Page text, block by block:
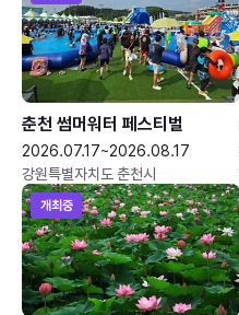
춘천 썸머워터 페스티벌
2026.07.17~2026.08.17
강원특별자치도 춘천시
개최중